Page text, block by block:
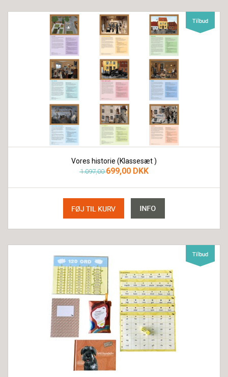
Vores historie (Klassesæt )
1.097,00699,00 DKK